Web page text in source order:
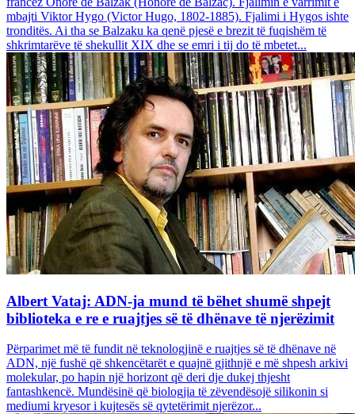
mbajti Viktor Hygo (Victor Hugo, 1802-1885). Fjalimi i Hygos ishte
tronditës. Ai tha se Balzaku ka qenë pjesë e brezit të fuqishëm të
shkrimtarëve të shekullit XIX dhe se emri i tij do të mbetet...
Albert Vataj: ADN-ja mund të bëhet shumë shpejt
biblioteka e re e ruajtjes së të dhënave të njerëzimit
Përparimet më të fundit në teknologjinë e ruajtjes së të dhënave në
ADN, një fushë që shkencëtarët e quajnë gjithnjë e më shpesh arkivi
molekular, po hapin një horizont që deri dje dukej thjesht
fantashkencë. Mundësinë që biologjia të zëvendësojë silikonin si
mediumi kryesor i kujtesës së qytetërimit njerëzor...